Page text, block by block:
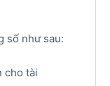
số như sau:
cho tài